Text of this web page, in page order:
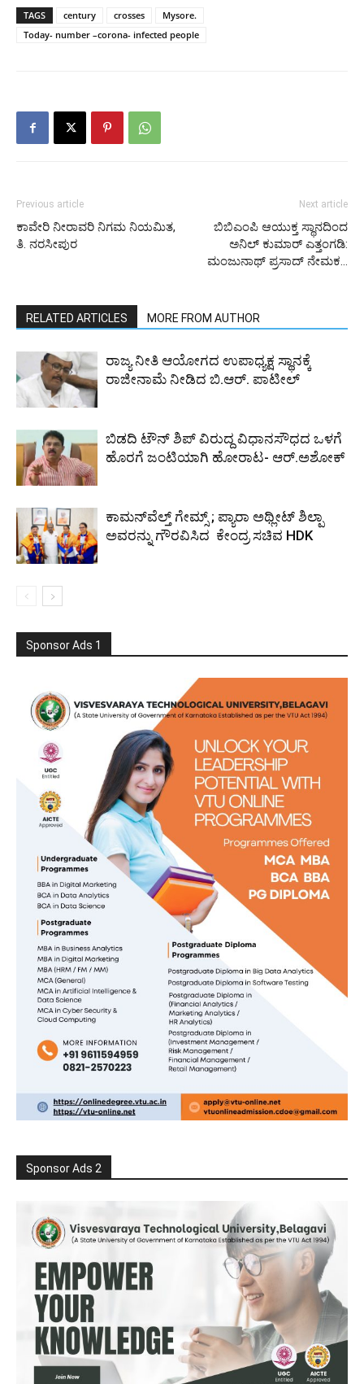
TAGS century crosses
Mysore.
Today- number –corona- infected people
Previous article
ಕಾವೇರಿ ನೀರಾವರಿ ನಿಗಮ ನಿಯಮಿತ,
ತಿ. ನರಸೀಪುರ
Next article
ಬಿಬಿಎಂಪಿ ಆಯುಕ್ತ ಸ್ಥಾನದಿಂದ
ಅನಿಲ್ ಕುಮಾರ್ ಎತ್ತಂಗಡಿ:
ಮಂಜುನಾಥ್ ಪ್ರಸಾದ್ ನೇಮಕ…
RELATED ARTICLES MORE FROM AUTHOR
ರಾಜ್ಯ ನೀತಿ ಆಯೋಗದ ಉಪಾಧ್ಯಕ್ಷ ಸ್ಥಾನಕ್ಕೆ
ರಾಜೀನಾಮೆ ನೀಡಿದ ಬಿ.ಆರ್. ಪಾಟೀಲ್
ಬಿಡದಿ ಟೌನ್ ಶಿಪ್ ವಿರುದ್ದ ವಿಧಾನಸೌಧದ ಒಳಗೆ
ಹೊರಗೆ ಜಂಟಿಯಾಗಿ ಹೋರಾಟ- ಆರ್.ಅಶೋಕ್
ಕಾಮನ್‌ವೆಲ್ತ್ ಗೇಮ್ಸ್‌ ; ಪ್ಯಾರಾ ಅಥ್ಲೀಟ್ ಶಿಲ್ಪಾ
ಅವರನ್ನು ಗೌರವಿಸಿದ ಕೇಂದ್ರ ಸಚಿವ HDK
Sponsor Ads 1
Sponsor Ads 2